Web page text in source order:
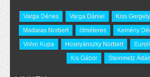
Varga Dénes Varga Dániel Kiss Gergely
Madaras Norbert
ötméteres Kemény
Volvo Kupa
Hosnyánszky Norbert
Kis Gábor
Steinmetz